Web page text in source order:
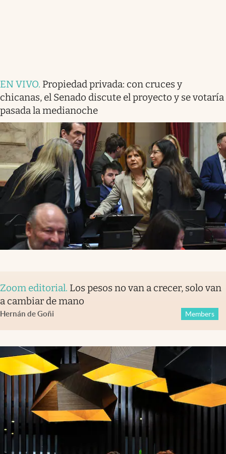
EN VIVO. Propiedad privada: con cruces y
chicanas, el Senado discute el proyecto y se votaría
pasada la medianoche
Zoom editorial. Los pesos no van a crecer, solo van
a cambiar de mano
Hernán de Goñi Members